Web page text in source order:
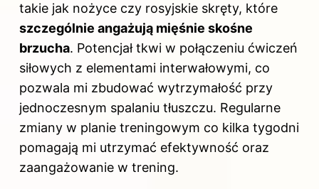
takie jak nożyce czy rosyjskie skręty, które
szczególnie angażują mięśnie skośne
brzucha. Potencjał tkwi w połączeniu ćwiczeń
siłowych z elementami interwałowymi, co
pozwala mi zbudować wytrzymałość przy
jednoczesnym spalaniu tłuszczu. Regularne
zmiany w planie treningowym co kilka tygodni
pomagają mi utrzymać efektywność oraz
zaangażowanie w trening.